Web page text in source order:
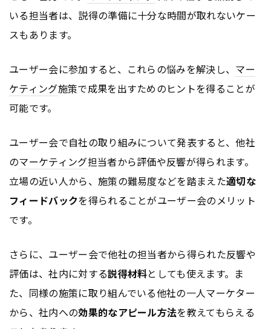
いる担当者は、説得の準備に十分な時間が取れないケー
スもあります。
ユーザー会に参加すると、これらの悩みを解決し、 マー
ケティング施策で成果を出すためのヒントを得ることが
可能です。
ユーザー会で自社の取り組みについて発表すると、他社
のマーケティング担当者から評価や反響が得られます。
立場の近い人から、施策の難易度などを踏まえた適切な
フィードバックを得られることがユーザー会のメリット
です。
さらに、ユーザー会で他社の担当者から得られた反響や
評価は、社内に対する説得材料としても使えます。ま
た、同様の施策に取り組んでいる他社の一人マーケター
から、社内への効果的なアピール方法を教えてもらえる